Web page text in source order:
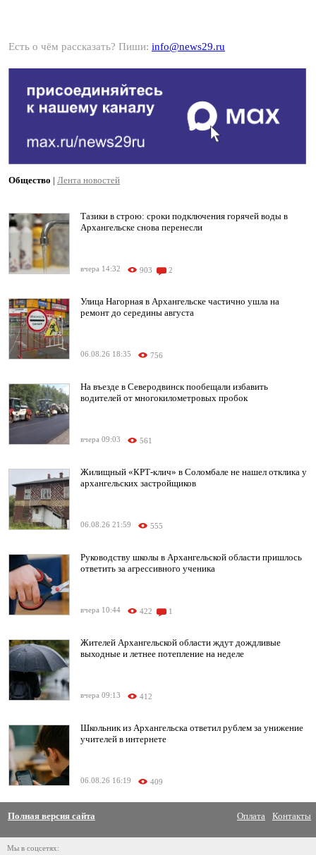
Есть о чём рассказать? Пиши: info@news29.ru
Общество | Лента новостей
Тазики в строю: сроки подключения горячей воды в
Архангельске снова перенесли
вчера 14:32 903 2
Улица Нагорная в Архангельске частично ушла на
ремонт до середины августа
06.08.26 18:35 756
На въезде в Северодвинск пообещали избавить
водителей от многокилометровых пробок
вчера 09:03 561
Жилищный «КРТ-клич» в Соломбале не нашел отклика у
архангельских застройщиков
06.08.26 21:59 555
Руководству школы в Архангельской области пришлось
ответить за агрессивного ученика
вчера 10:44 422 1
Жителей Архангельской области ждут дождливые
выходные и летнее потепление на неделе
вчера 09:13 412
Школьник из Архангельска ответил рублем за унижение
учителей в интернете
06.08.26 16:19 409
Полная версия сайта Оплата Контакты
Мы в соцсетях: